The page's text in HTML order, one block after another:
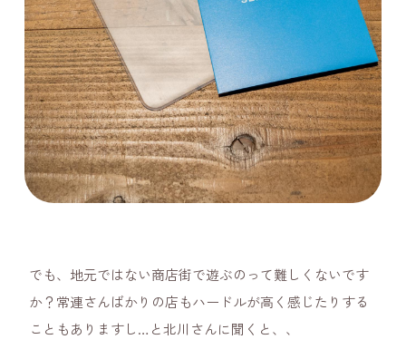
でも、地元ではない商店街で遊ぶのって難しくないです
か？常連さんばかりの店もハードルが高く感じたりする
こともありますし…と北川さんに聞くと、、